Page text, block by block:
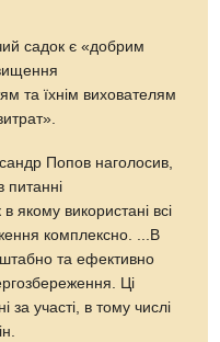
садок є «добрим
та їхнім вихователям
Попов наголосив,
питанні
якому використані всі
комплексно. ...В
та ефективно
Ці
за участі, в тому числі